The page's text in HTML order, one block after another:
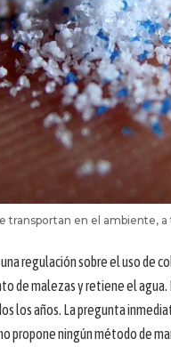
transportan en el ambiente,
regulación sobre el uso de
de malezas y retiene el
los años. La pregunta
propone ningún método de